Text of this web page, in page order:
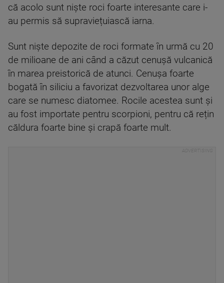
că acolo sunt niște roci foarte interesante care i-
au permis să supraviețuiască iarna.
Sunt niște depozite de roci formate în urmă cu 20
de milioane de ani când a căzut cenușă vulcanică
în marea preistorică de atunci. Cenușa foarte
bogată în siliciu a favorizat dezvoltarea unor alge
care se numesc diatomee. Rocile acestea sunt și
au fost importate pentru scorpioni, pentru că rețin
căldura foarte bine și crapă foarte mult.